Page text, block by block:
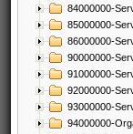
84000000-
85000000-
86000000-
90000000-
91000000-
92000000-
93000000-
94000000-